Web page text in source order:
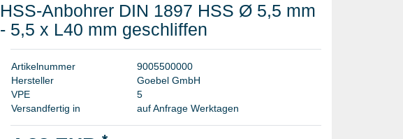
HSS-Anbohrer DIN 1897 HSS Ø 5,5 mm
- 5,5 x L40 mm geschliffen
Artikelnummer 9005500000
Hersteller Goebel GmbH
VPE
5
Versandfertig in
auf Anfrage Werktagen